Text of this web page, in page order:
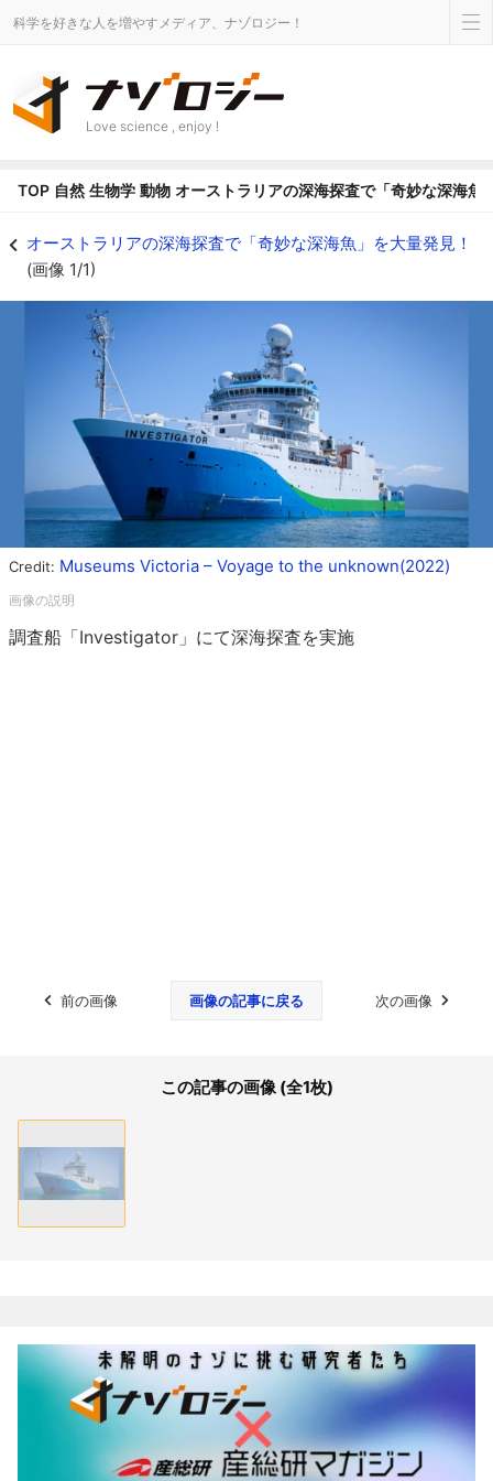
科学を好きな人を増やすメディア、ナゾロジー！
Love science , enjoy !
TOP 自然 生物学 動物 オーストラリアの深海探査で「奇妙な深海魚
オーストラリアの深海探査で「奇妙な深海魚」を大量発見！
(画像 1/1)
Credit: Museums Victoria – Voyage to the unknown(2022)
調査船「Investigator」にて深海探査を実施
前の画像 画像の記事に戻る 次の画像
この記事の画像 (全1枚)